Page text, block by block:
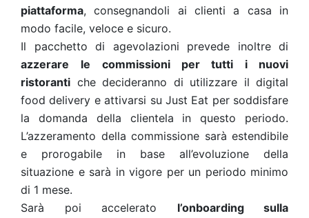
piattaforma, consegnandoli ai clienti a casa in
modo facile, veloce e sicuro.
Il pacchetto di agevolazioni prevede inoltre di
azzerare
le commissioni per tutti i nuovi
ristoranti che decideranno di utilizzare il digital
food delivery e attivarsi su Just Eat per soddisfare
la domanda della clientela in questo periodo.
L’azzeramento della commissione sarà estendibile
e prorogabile in base all’evoluzione della
situazione e sarà in vigore per un periodo minimo
di 1 mese.
Sarà poi accelerato l’onboarding sulla